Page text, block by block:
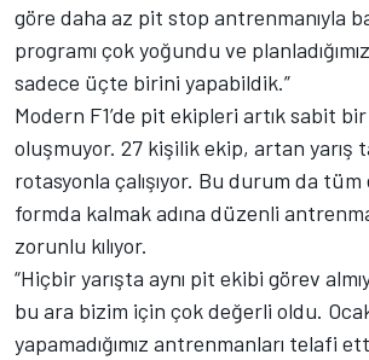
göre daha az pit stop antrenmanıyla
programı çok yoğundu ve
sadece üçte birini yapabildik.”
Modern F1’de pit ekipleri artık sabit
oluşmuyor. 27 kişilik ekip, artan yarış
rotasyonla çalışıyor. Bu durum da
formda kalmak adına düzenli
zorunlu kılıyor.
“Hiçbir yarışta aynı pit ekibi görev
bu ara bizim için çok değerli oldu.
yapamadığımız antrenmanları telafi